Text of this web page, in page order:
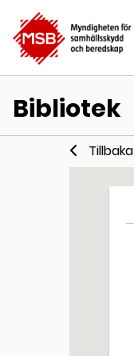
Bibliotek
Tillbaka